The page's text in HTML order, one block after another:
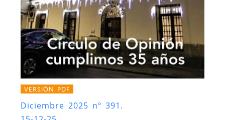
VERSIÓN PDF
Diciembre 2025 nº 391.